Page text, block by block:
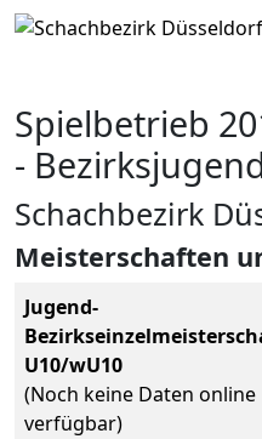
Spielbetrieb
-
Schachbezirk
Meisterschaften
Jugend-
U10/wU10
(Noch keine Daten online
verfügbar)